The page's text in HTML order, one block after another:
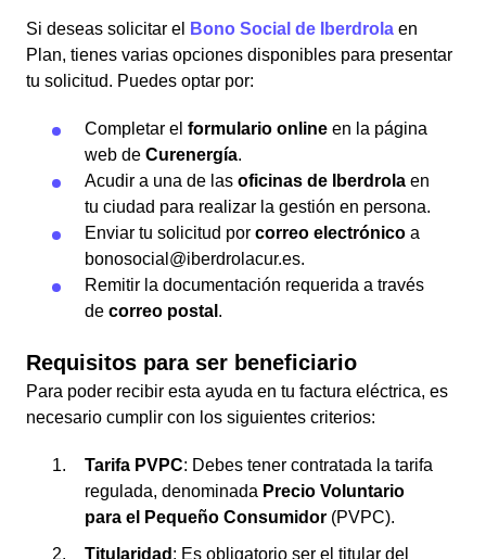
Si deseas solicitar el
Bono Social de Iberdrola en
Plan, tienes varias opciones disponibles para presentar
tu solicitud. Puedes optar por:
Completar el formulario online en la página
web de Curenergía.
Acudir a una de las oficinas de Iberdrola en
tu ciudad para realizar la gestión en persona.
Enviar tu solicitud por correo electrónico a
bonosocial@iberdrolacur.es.
Remitir la documentación requerida a través
de correo postal .
Requisitos para ser beneficiario
Para poder recibir esta ayuda en tu factura eléctrica, es
necesario cumplir con los siguientes criterios:
Tarifa PVPC: Debes tener contratada la tarifa
regulada, denominada Precio Voluntario
para el Pequeño Consumidor (PVPC).
Titularidad : Es obligatorio ser el titular del